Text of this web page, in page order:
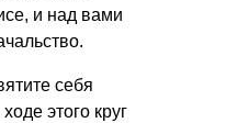
и над вами
себя
этого круг